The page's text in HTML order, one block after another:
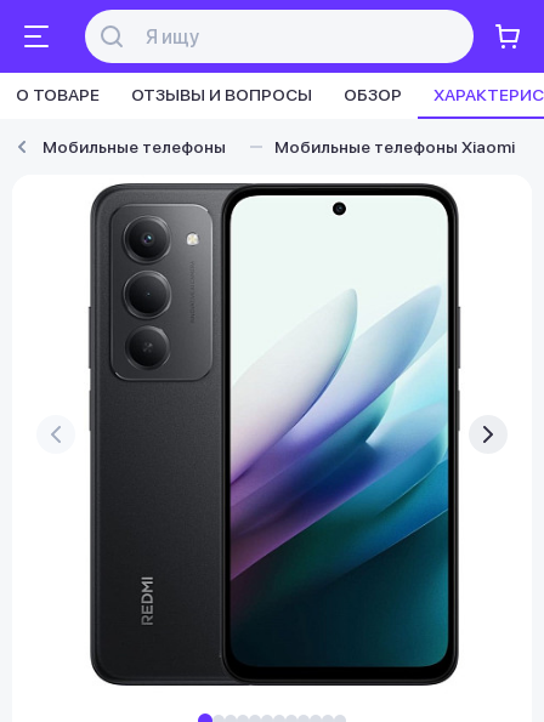
О ТОВАРЕ ОТЗЫВЫ И ВОПРОСЫ ОБЗОР
Мобильные телефоны Мобильные телефоны Xiaomi